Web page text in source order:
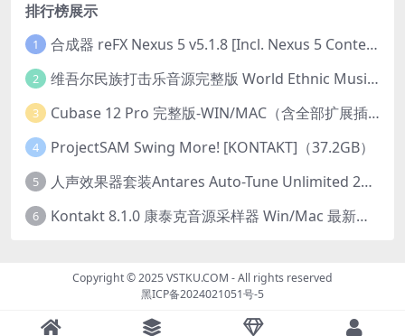
排行榜展示
1 合成器 reFX Nexus 5 v5.1.8 [Incl. Nexus 5 Content] PC/v5.1.8 MAC
2 维吾尔民族打击乐音源完整版 World Ethnic Music Uyghur Instruments v1.0.1 [KONTAKT]
3 Cubase 12 Pro 完整版-WIN/MAC（含全部扩展插件）
4 ProjectSAM Swing More! [KONTAKT]（37.2GB）
5 人声效果器套装Antares Auto-Tune Unlimited 2023.12 CE-V.R-Win
6 Kontakt 8.1.0 康泰克音源采样器 Win/Mac 最新版本
Copyright © 2025VSTKU.COM - All rights reserved
黑ICP备2024021051号-5